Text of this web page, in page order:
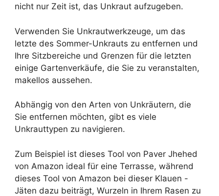
nicht nur Zeit ist, das Unkraut aufzugeben.
Verwenden Sie Unkrautwerkzeuge, um das
letzte des Sommer-Unkrauts zu entfernen und
Ihre Sitzbereiche und Grenzen für die letzten
einige Gartenverkäufe, die Sie zu veranstalten,
makellos aussehen.
Abhängig von den Arten von Unkräutern, die
Sie entfernen möchten, gibt es viele
Unkrauttypen zu navigieren.
Zum Beispiel ist dieses Tool von Paver Jhehed
von Amazon ideal für eine Terrasse, während
dieses Tool von Amazon bei dieser Klauen -
Jäten dazu beiträgt, Wurzeln in Ihrem Rasen zu